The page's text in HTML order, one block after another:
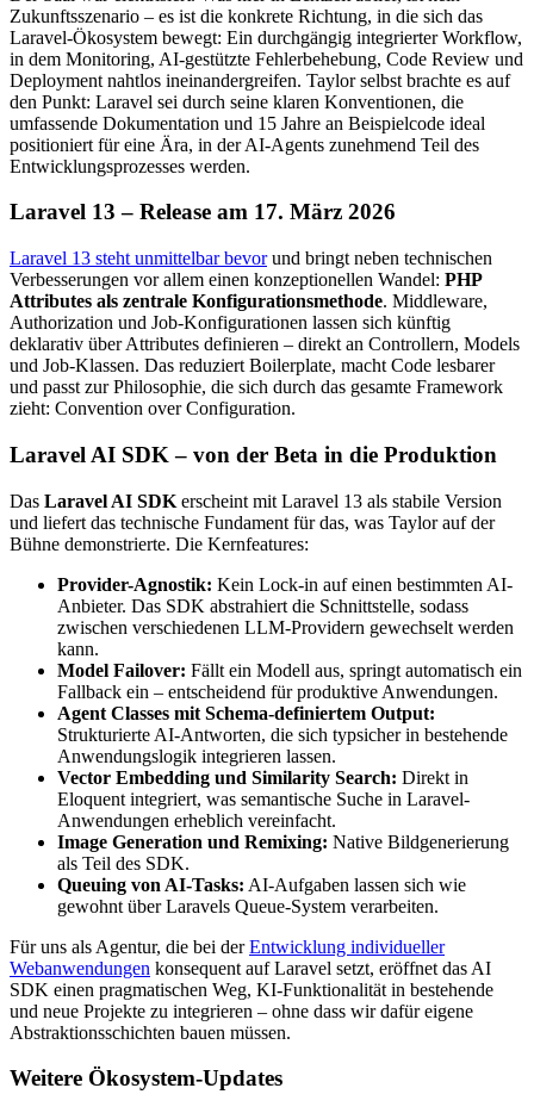
Zukunftsszenario – es ist die konkrete Richtung, in die sich das
Laravel-Ökosystem bewegt: Ein durchgängig integrierter Workflow,
in dem Monitoring, AI-gestützte Fehlerbehebung, Code Review und
Deployment nahtlos ineinandergreifen. Taylor selbst brachte es auf
den Punkt: Laravel sei durch seine klaren Konventionen, die
umfassende Dokumentation und 15 Jahre an Beispielcode ideal
positioniert für eine Ära, in der AI-Agents zunehmend Teil des
Entwicklungsprozesses werden.
Laravel 13 – Release am 17. März 2026
Laravel 13 steht unmittelbar bevorund bringt neben technischen
Verbesserungen vor allem einen konzeptionellen Wandel: PHP
Attributes als zentrale Konfigurationsmethode. Middleware,
Authorization und Job-Konfigurationen lassen sich künftig
deklarativ über Attributes definieren – direkt an Controllern, Models
und Job-Klassen. Das reduziert Boilerplate, macht Code lesbarer
und passt zur Philosophie, die sich durch das gesamte Framework
zieht: Convention over Configuration.
Laravel AI SDK – von der Beta in die Produktion
Das Laravel AI SDK erscheint mit Laravel 13 als stabile Version
und liefert das technische Fundament für das, was Taylor auf der
Bühne demonstrierte. Die Kernfeatures:
Provider-Agnostik: Kein Lock-in auf einen bestimmten AI-
Anbieter. Das SDK abstrahiert die Schnittstelle, sodass
zwischen verschiedenen LLM-Providern gewechselt werden
kann.
Model Failover: Fällt ein Modell aus, springt automatisch ein
Fallback ein – entscheidend für produktive Anwendungen.
Agent Classes mit Schema-definiertem Output:
Strukturierte AI-Antworten, die sich typsicher in bestehende
Anwendungslogik integrieren lassen.
Vector Embedding und Similarity Search: Direkt in
Eloquent integriert, was semantische Suche in Laravel-
Anwendungen erheblich vereinfacht.
Image Generation und Remixing: Native Bildgenerierung
als Teil des SDK.
Queuing von AI-Tasks: AI-Aufgaben lassen sich wie
gewohnt über Laravels Queue-System verarbeiten.
Für uns als Agentur, die bei derEntwicklung individueller
Webanwendungen konsequent auf Laravel setzt, eröffnet das AI
SDK einen pragmatischen Weg, KI-Funktionalität in bestehende
und neue Projekte zu integrieren – ohne dass wir dafür eigene
Abstraktionsschichten bauen müssen.
Weitere Ökosystem-Updates